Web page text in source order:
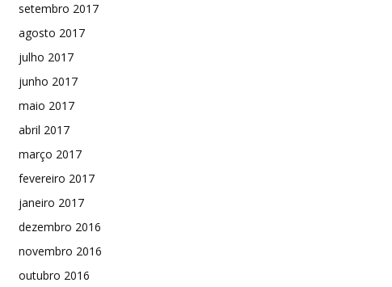
setembro 2017
agosto 2017
julho 2017
junho 2017
maio 2017
abril 2017
março 2017
fevereiro 2017
janeiro 2017
dezembro 2016
novembro 2016
outubro 2016